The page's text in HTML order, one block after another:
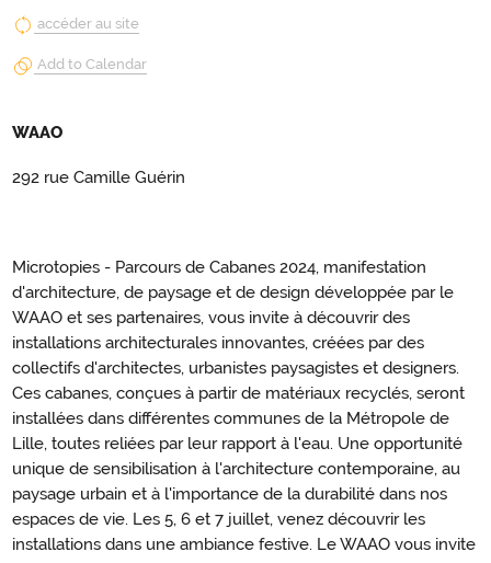
accéder au site
Add to Calendar
WAAO
292 rue Camille Guérin
Microtopies - Parcours de Cabanes 2024, manifestation
d'architecture, de paysage et de design développée par le
WAAO et ses partenaires, vous invite à découvrir des
installations architecturales innovantes, créées par des
collectifs d'architectes, urbanistes paysagistes et designers.
Ces cabanes, conçues à partir de matériaux recyclés, seront
installées dans différentes communes de la Métropole de
Lille, toutes reliées par leur rapport à l'eau. Une opportunité
unique de sensibilisation à l'architecture contemporaine, au
paysage urbain et à l'importance de la durabilité dans nos
espaces de vie. Les 5, 6 et 7 juillet, venez découvrir les
installations dans une ambiance festive. Le WAAO vous invite